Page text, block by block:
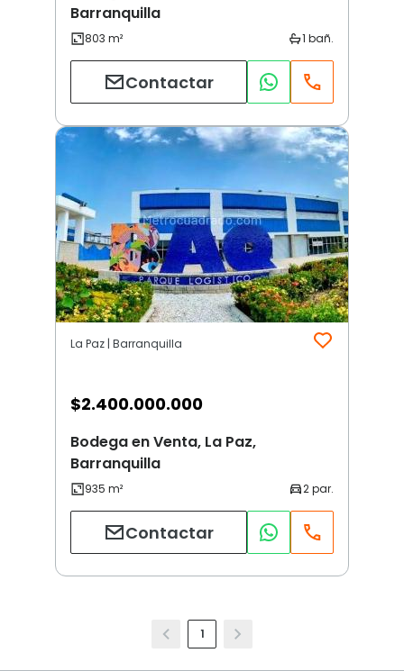
Barranquilla
Contactar
La Paz | Barranquilla
$2.400.000.000
Bodega en Venta, La Paz,
Barranquilla
Contactar
1